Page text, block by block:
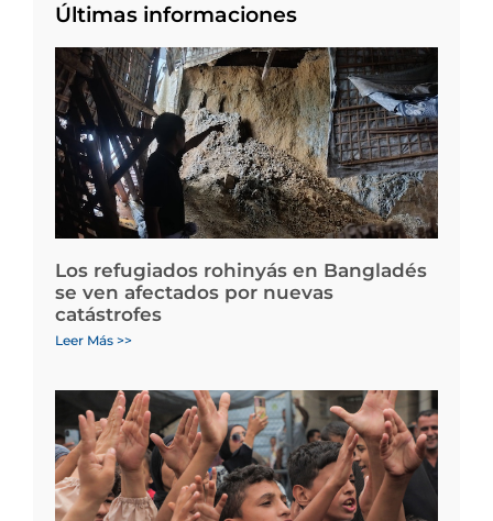
Últimas informaciones
Los refugiados rohinyás en Bangladés
se ven afectados por nuevas
catástrofes
Leer Más >>